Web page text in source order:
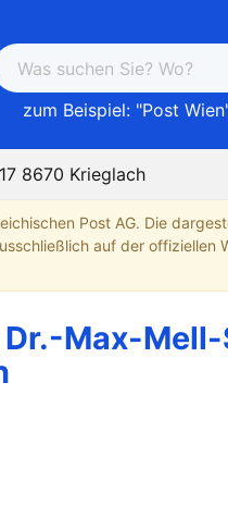
zum Beispiel: "Post Wien
8670 Krieglach
Post AG. Die
auf der offiziellen
Max-Mell-